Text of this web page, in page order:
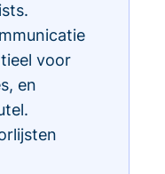
voor
en